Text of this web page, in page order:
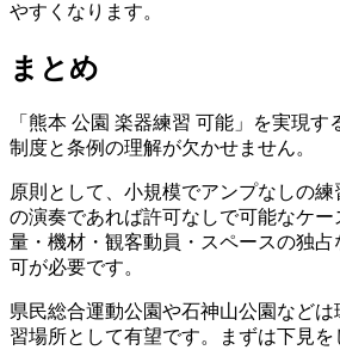
やすくなります。
まとめ
「熊本 公園 楽器練習 可能」を実現
制度と条例の理解が欠かせません。
原則として、小規模でアンプなしの
の演奏であれば許可なしで可能なケ
量・機材・観客動員・スペースの独
可が必要です。
県民総合運動公園や石神山公園など
習場所として有望です。まずは下見を